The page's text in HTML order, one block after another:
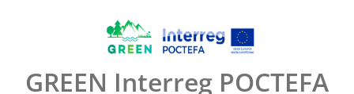
GREEN Interreg POCTEFA